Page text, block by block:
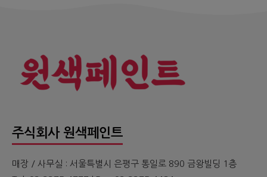
주식회사 원색페인트
매장 / 사무실 : 서울특별시 은평구 통일로 890 금왕빌딩 1층